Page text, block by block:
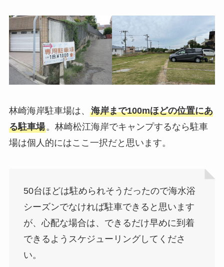
林崎海岸駐車場は、 海岸まで100mほどの位置にあ
る駐車場。林崎松江海岸でキャンプするなら駐車
場は個人的にはここ一択だと思います。
50台ほどは駐められそうだったので海水浴
シーズンでなければ駐車できると思います
が、心配な場合は、できるだけ早めに到着
できるようスケジューリングしてくださ
い。